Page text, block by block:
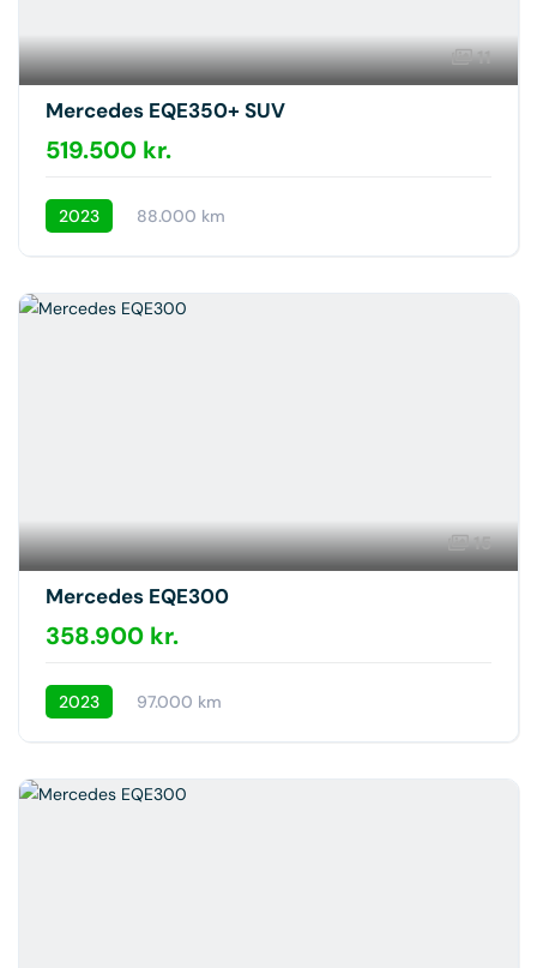
11
Mercedes EQE350+ SUV
519.500 kr.
2023 88.000 km
15
Mercedes EQE300
358.900 kr.
2023 97.000 km